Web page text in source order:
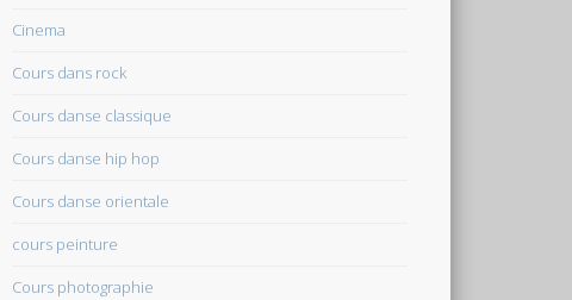
Cinema
Cours dans rock
Cours danse classique
Cours danse hip hop
Cours danse orientale
cours peinture
Cours photographie